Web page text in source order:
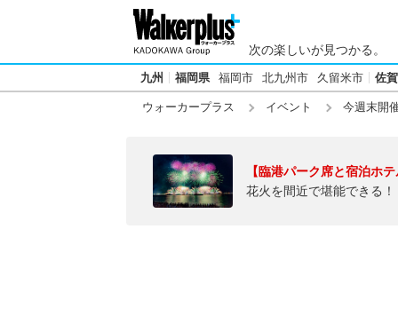
次の楽しいが見つかる。
九州 福岡県 福岡市 北九州市 久留米市 佐
ウォーカープラス イベント 今週末開
【臨港パーク席と宿泊ホ
花火を間近で堪能できる